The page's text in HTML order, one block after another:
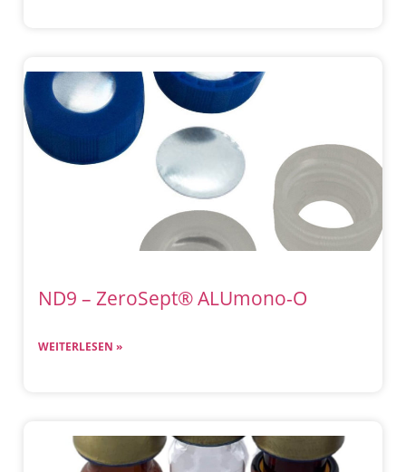
ND9 – ZeroSept® ALUmono-O
WEITERLESEN »